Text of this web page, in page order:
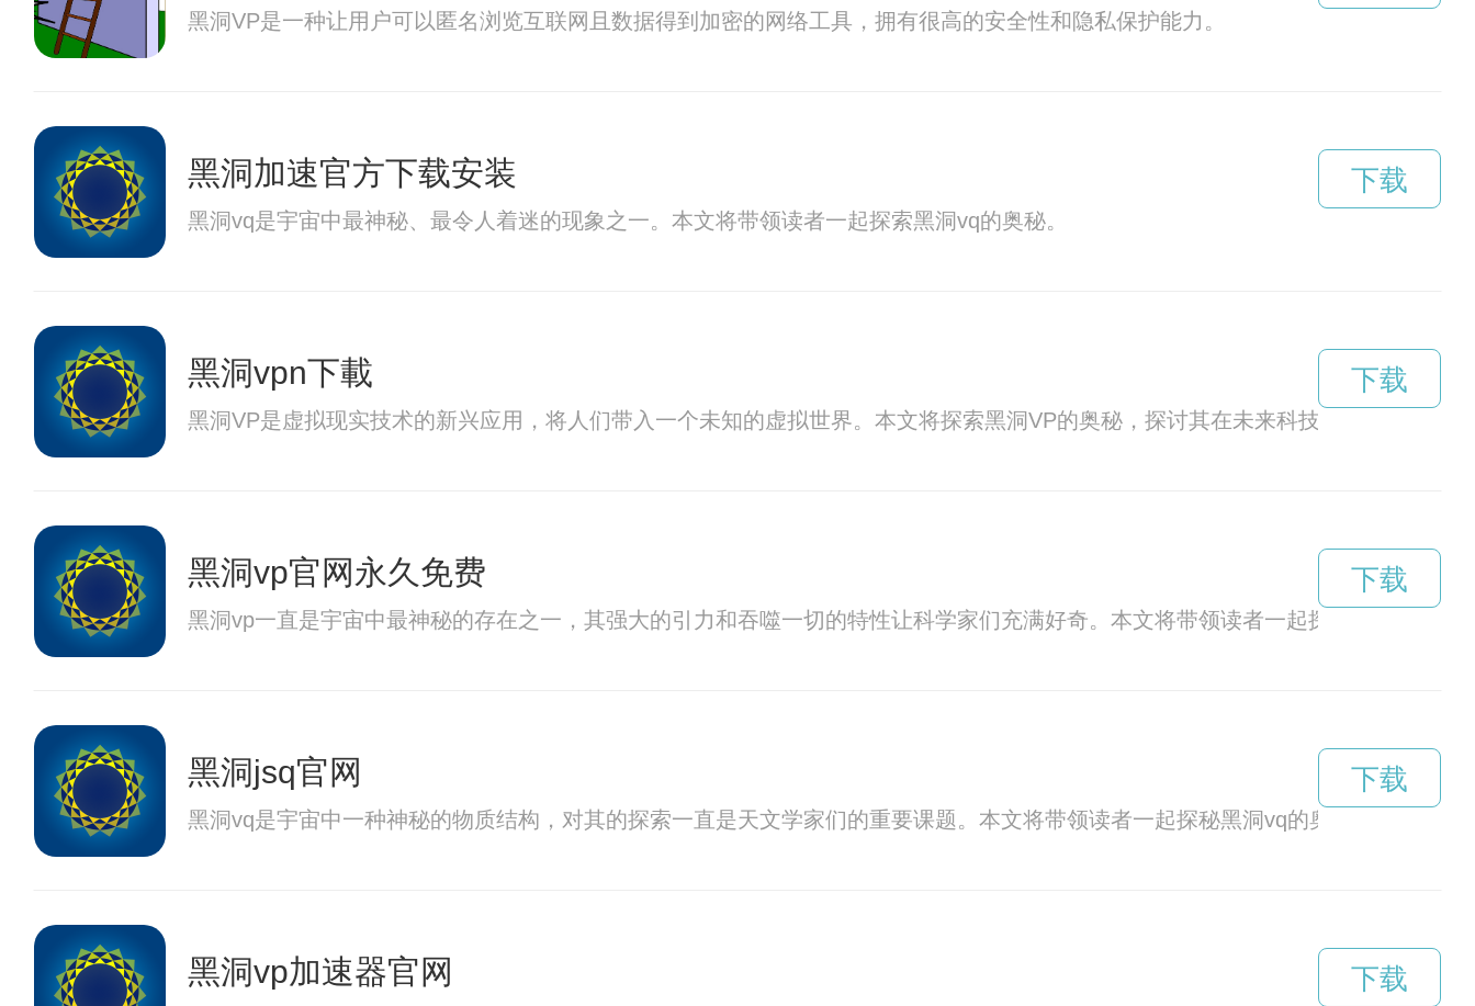
黑洞VP是一种让用户可以匿名浏览互联网且数据得到加密的网络工具，拥有很高的安全性和隐私保护能力。
黑洞加速官方下载安装
黑洞vq是宇宙中最神秘、最令人着迷的现象之一。本文将带领读者一起探索黑洞vq的奥秘。
下载
黑洞vpn下載
黑洞VP是虚拟现实技术的新兴应用，将人们带入一个未知的虚拟世界。本文将探索黑洞VP的奥秘，探讨其在未来科技发展中的潜力。
下载
黑洞vp官网永久免费
黑洞vp一直是宇宙中最神秘的存在之一，其强大的引力和吞噬一切的特性让科学家们充满好奇。本文将带领读者一起探索黑洞vp的奥
下载
黑洞jsq官网
黑洞vq是宇宙中一种神秘的物质结构，对其的探索一直是天文学家们的重要课题。本文将带领读者一起探秘黑洞vq的奥秘。
下载
黑洞vp加速器官网 下载